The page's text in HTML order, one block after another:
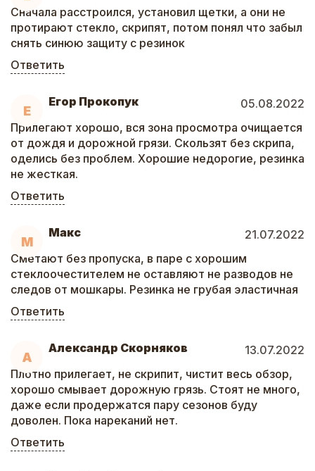
Сначала расстроился, установил щетки, а они не
протирают стекло, скрипят, потом понял что забыл
снять синюю защиту с резинок
Ответить
Е
Егор Прокопук
05.08.2022
Прилегают хорошо, вся зона просмотра очищается
от дождя и дорожной грязи. Скользят без скрипа,
оделись без проблем. Хорошие недорогие, резинка
не жесткая.
Ответить
М
Макс
21.07.2022
Сметают без пропуска, в паре с хорошим
стеклоочестителем не оставляют не разводов не
следов от мошкары. Резинка не грубая эластичная
Ответить
А
Александр Скорняков
13.07.2022
Плотно прилегает, не скрипит, чистит весь обзор,
хорошо смывает дорожную грязь. Стоят не много,
даже если продержатся пару сезонов буду
доволен. Пока нареканий нет.
Ответить